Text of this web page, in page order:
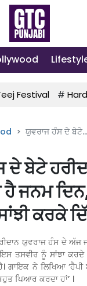
Festival #
ਯੁਵਰਾਜ ਹੰਸ ਦੇ ਬੇਟੇ...
ਦੇ ਬੇਟੇ
ਜਨਮ
ਕਰਕੇ
ਯੁਵਰਾਜ ਹੰਸ ਦੇ ਅੱਜ
ਤਸਵੀਰ ਨੂੰ ਸਾਂਝਾ
ਗਾਇਕ ਨੇ ਲਿਖਿਆ
ਪਿਆਰ ਕਰਦਾ ਹਾਂ’ ।